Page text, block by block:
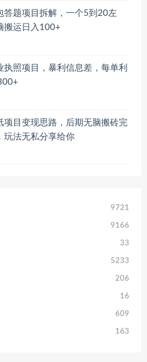
答题项目拆解，一个5到20左
搬运日入100+
执照项目，暴利信息差，每单利
项目变现思路，后期无脑搬砖完
玩法无私分享给你
9721
9166
33
5233
206
16
609
163